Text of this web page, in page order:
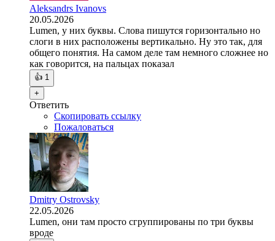
Aleksandrs Ivanovs
20.05.2026
Lumen, у них буквы. Слова пишутся горизонтально но
слоги в них расположены вертикально. Ну это так, для
общего понятия. На самом деле там немного сложнее но
как говорится, на пальцах показал
👍 1
+
Ответить
Скопировать ссылку
Пожаловаться
Dmitry Ostrovsky
22.05.2026
Lumen, они там просто сгруппированы по три буквы
вроде